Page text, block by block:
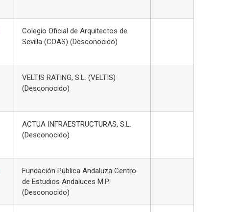
Colegio Oficial de Arquitectos de
Sevilla (COAS) (Desconocido)
VELTIS RATING, S.L. (VELTIS)
(Desconocido)
ACTUA INFRAESTRUCTURAS, S.L.
(Desconocido)
Fundación Pública Andaluza Centro
de Estudios Andaluces M.P.
(Desconocido)